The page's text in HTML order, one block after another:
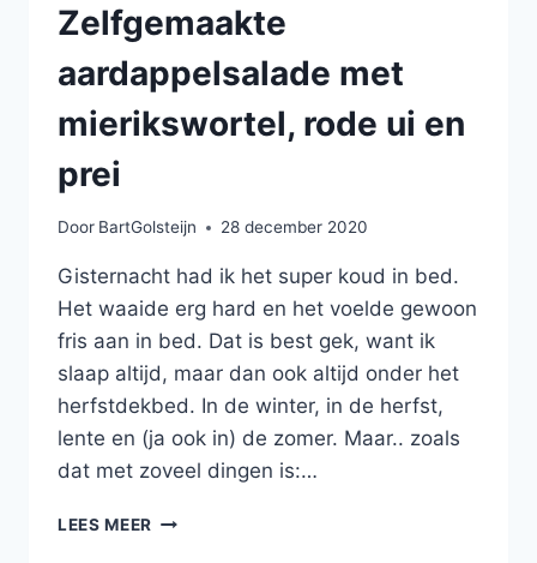
Zelfgemaakte
aardappelsalade met
mierikswortel, rode ui en
prei
Door BartGolsteijn 28 december 2020
Gisternacht had ik het super koud in bed.
Het waaide erg hard en het voelde gewoon
fris aan in bed. Dat is best gek, want ik
slaap altijd, maar dan ook altijd onder het
herfstdekbed. In de winter, in de herfst,
lente en (ja ook in) de zomer. Maar.. zoals
dat met zoveel dingen is:…
LEES MEER ZELFGEMAAKTE